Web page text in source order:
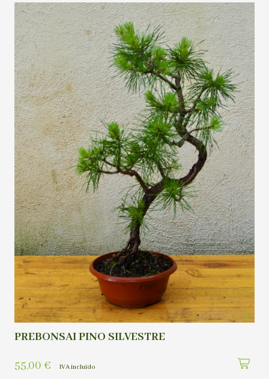
PREBONSAI PINO SILVESTRE
55,00 € IVA incluído